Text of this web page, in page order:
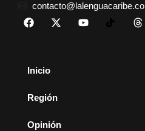
contacto@lalenguacaribe.co
Inicio
Región
Opinión